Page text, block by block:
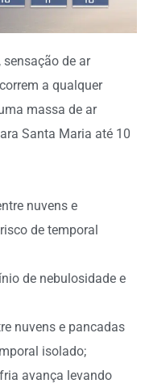
de ar
a qualquer
massa de ar
Santa Maria até 10
nuvens e
de temporal
de nebulosidade e
nuvens e pancadas
isolado;
avança levando